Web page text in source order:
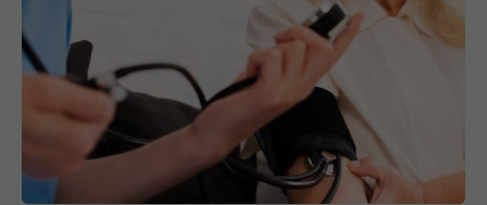
Ce înseamnă, de fapt, tensiunea normală la
vârstnici. Ce trebuie să știi dacă ai tensiunea
peste 140 mm Hg
21 iun 2026, 20:29